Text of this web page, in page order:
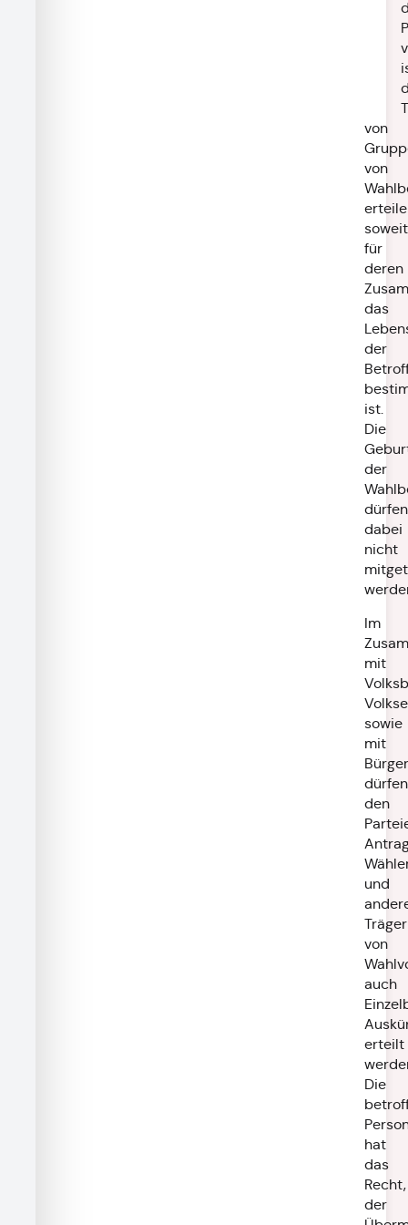
von
von
soweit
für
deren
das
der
ist.
Die
der
dürfen
dabei
nicht
Im
mit
sowie
mit
dürfen
den
und
von
auch
erteilt
Die
hat
das
Recht,
der